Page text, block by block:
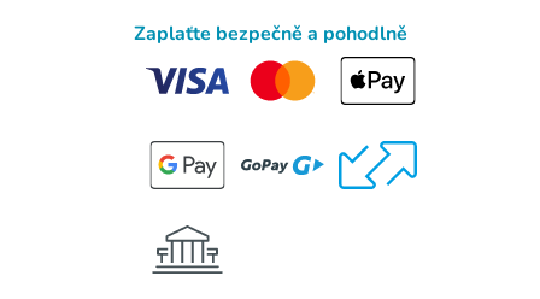
Zaplaťte bezpečně a pohodlně